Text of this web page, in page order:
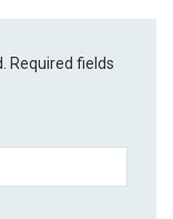
Required fields